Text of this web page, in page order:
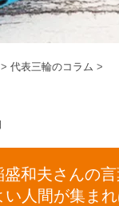
> 代表三輪のコラム >
和夫さんの
い人間が集ま